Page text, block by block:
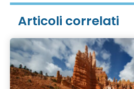
Articoli correlati